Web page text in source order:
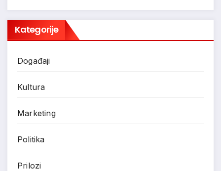
Kategorije
Događaji
Kultura
Marketing
Politika
Prilozi